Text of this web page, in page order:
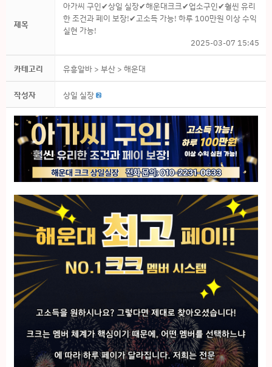
제목
아가씨 구인✔상일 실장✔해운대크크✔업소구인✔훨씬 유리
한 조건과 페이 보장!✔고소득 가능! 하루 100만원 이상 수익
실현 가능!
2025-03-07 15:45
카테고리 유흥알바 > 부산 > 해운대
작성자 상일 실장